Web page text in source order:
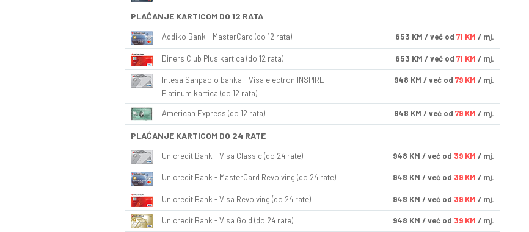
PLAĆANJE KARTICOM DO 12 RATA
Addiko Bank - MasterCard (do 12 rata) 853 KM / već od 71 KM / mj.
Diners Club Plus kartica (do 12 rata) 853 KM / već od 71 KM / mj.
Intesa Sanpaolo banka - Visa electron INSPIRE i
Platinum kartica (do 12 rata)
948 KM / već od 79 KM / mj.
American Express (do 12 rata) 948 KM / već od 79 KM / mj.
PLAĆANJE KARTICOM DO 24 RATE
Unicredit Bank - Visa Classic (do 24 rate) 948 KM / već od 39 KM / mj.
Unicredit Bank - MasterCard Revolving (do 24 rate) 948 KM / već od 39 KM / mj.
Unicredit Bank - Visa Revolving (do 24 rate) 948 KM / već od 39 KM / mj.
Unicredit Bank - Visa Gold (do 24 rate) 948 KM / već od 39 KM / mj.